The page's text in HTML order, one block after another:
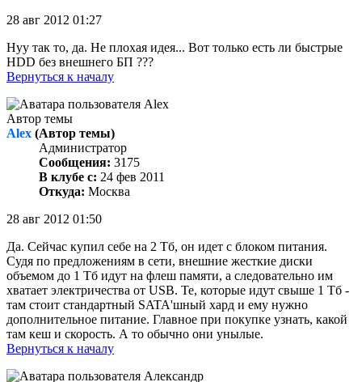
28 авг 2012 01:27
Нуу так то, да. Не плохая идея... Вот только есть ли быстрые
HDD без внешнего БП ???
Вернуться к началу
Автор темы
Alex (Автор темы)
Администратор
Сообщения: 3175
В клубе с: 24 фев 2011
Откуда: Москва
28 авг 2012 01:50
Да. Сейчас купил себе на 2 Тб, он идет с блоком питания.
Судя по предложениям в сети, внешние жесткие диски
объемом до 1 Тб идут на флеш памяти, а следовательно им
хватает электричества от USB. Те, которые идут свыше 1 Тб -
там стоит стандартный SATA'шный хард и ему нужно
дополнительное питание. Главное при покупке узнать, какой
там кеш и скорость. А то обычно они унылые.
Вернуться к началу